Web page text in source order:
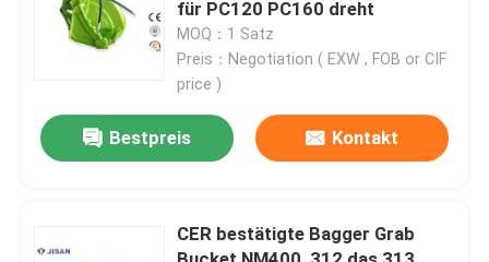
für PC120 PC160 dreht
MOQ：1 Satz
Preis：Negotiation ( EXW , FOB or CIF
price )
Bestpreis Kontakt
CER bestätigte Bagger Grab